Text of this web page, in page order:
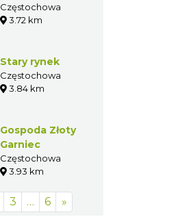
Częstochowa
3.72 km
Stary rynek
Częstochowa
3.84 km
Gospoda Złoty
Garniec
Częstochowa
3.93 km
3 … 6 »